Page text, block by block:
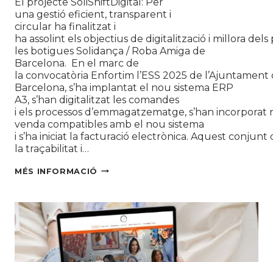
una gestió eficient, transparent i
circular ha finalitzat i
ha assolint els objectius de digitalització i millora dels
les botigues Solidança / Roba Amiga de
Barcelona. En el marc de
la convocatòria Enfortim l’ESS 2025 de l’Ajuntament
Barcelona, s’ha implantat el nou sistema ERP
A3, s’han digitalitzat les comandes
i els processos d’emmagatzematge, s’han
venda compatibles amb el nou sistema
i s’ha iniciat la facturació electrònica. Aquest conjunt
la traçabilitat i…
MÉS INFORMACIÓ SOLIDANÇA
TRANSFORMACIÓ
DIGITAL
DE
LES
SEVES